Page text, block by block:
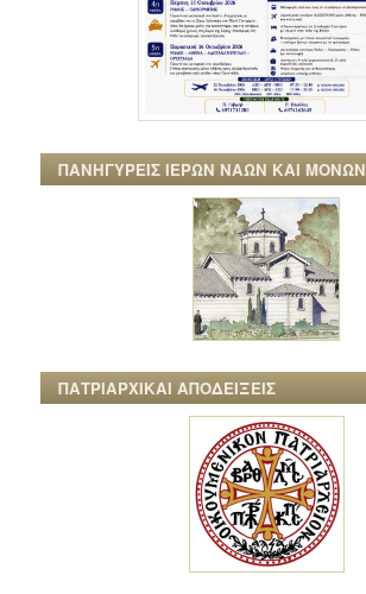
ΠΑΝΗΓΥΡΕΙΣ ΙΕΡΩΝ ΝΑΩΝ ΚΑΙ ΜΟΝΩΝ
ΠΑΤΡΙΑΡΧΙΚΑΙ ΑΠΟΔΕΙΞΕΙΣ